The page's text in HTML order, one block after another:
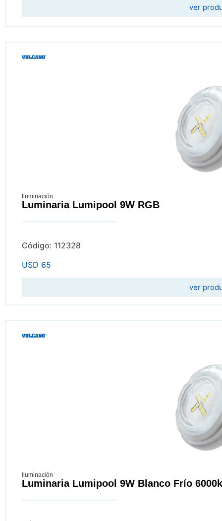
ver
Iluminación
Luminaria Lumipool 9W RGB
Código: 112328
USD 65
ver
Iluminación
Luminaria Lumipool 9W Blanco Frío 6000k